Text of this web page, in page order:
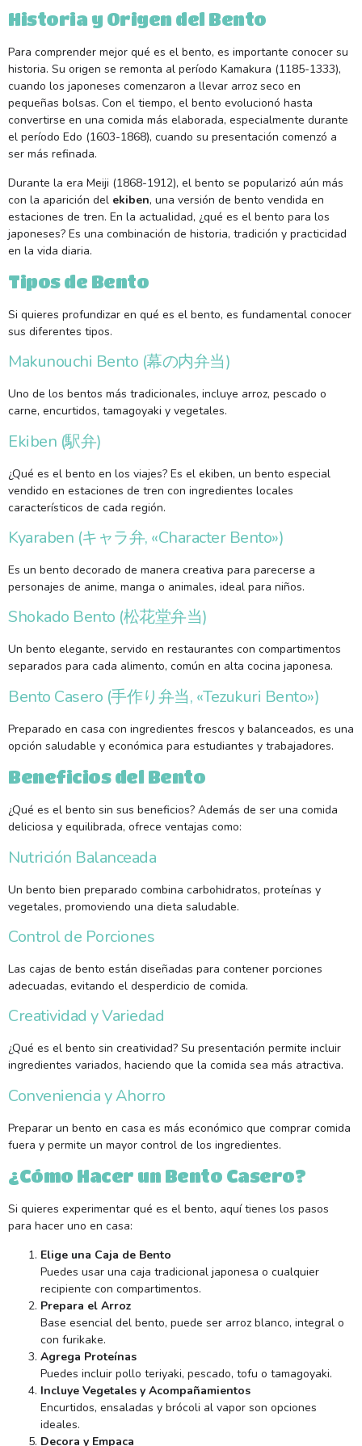
Historia y Origen del Bento
Para comprender mejor qué es el bento, es importante conocer su
historia. Su origen se remonta al período Kamakura (1185-1333),
cuando los japoneses comenzaron a llevar arroz seco en
pequeñas bolsas. Con el tiempo, el bento evolucionó hasta
convertirse en una comida más elaborada, especialmente durante
el período Edo (1603-1868), cuando su presentación comenzó a
ser más refinada.
Durante la era Meiji (1868-1912), el bento se popularizó aún más
con la aparición del ekiben, una versión de bento vendida en
estaciones de tren. En la actualidad, ¿qué es el bento para los
japoneses? Es una combinación de historia, tradición y practicidad
en la vida diaria.
Tipos de Bento
Si quieres profundizar en qué es el bento, es fundamental conocer
sus diferentes tipos.
Makunouchi Bento (幕の内弁当)
Uno de los bentos más tradicionales, incluye arroz, pescado o
carne, encurtidos, tamagoyaki y vegetales.
Ekiben (駅弁)
¿Qué es el bento en los viajes? Es el ekiben, un bento especial
vendido en estaciones de tren con ingredientes locales
característicos de cada región.
Kyaraben (キャラ弁, «Character Bento»)
Es un bento decorado de manera creativa para parecerse a
personajes de anime, manga o animales, ideal para niños.
Shokado Bento (松花堂弁当)
Un bento elegante, servido en restaurantes con compartimentos
separados para cada alimento, común en alta cocina japonesa.
Bento Casero (手作り弁当, «Tezukuri Bento»)
Preparado en casa con ingredientes frescos y balanceados, es una
opción saludable y económica para estudiantes y trabajadores.
Beneficios del Bento
¿Qué es el bento sin sus beneficios? Además de ser una comida
deliciosa y equilibrada, ofrece ventajas como:
Nutrición Balanceada
Un bento bien preparado combina carbohidratos, proteínas y
vegetales, promoviendo una dieta saludable.
Control de Porciones
Las cajas de bento están diseñadas para contener porciones
adecuadas, evitando el desperdicio de comida.
Creatividad y Variedad
¿Qué es el bento sin creatividad? Su presentación permite incluir
ingredientes variados, haciendo que la comida sea más atractiva.
Conveniencia y Ahorro
Preparar un bento en casa es más económico que comprar comida
fuera y permite un mayor control de los ingredientes.
¿Cómo Hacer un Bento Casero?
Si quieres experimentar qué es el bento, aquí tienes los pasos
para hacer uno en casa:
Elige una Caja de Bento
Puedes usar una caja tradicional japonesa o cualquier
recipiente con compartimentos.
Prepara el Arroz
Base esencial del bento, puede ser arroz blanco, integral o
con furikake.
Agrega Proteínas
Puedes incluir pollo teriyaki, pescado, tofu o tamagoyaki.
Incluye Vegetales y Acompañamientos
Encurtidos, ensaladas y brócoli al vapor son opciones
ideales.
Decora y Empaca